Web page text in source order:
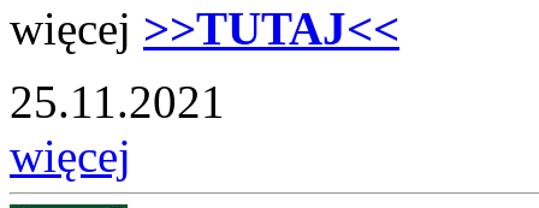
więcej >>TUTAJ<<
25.11.2021
więcej